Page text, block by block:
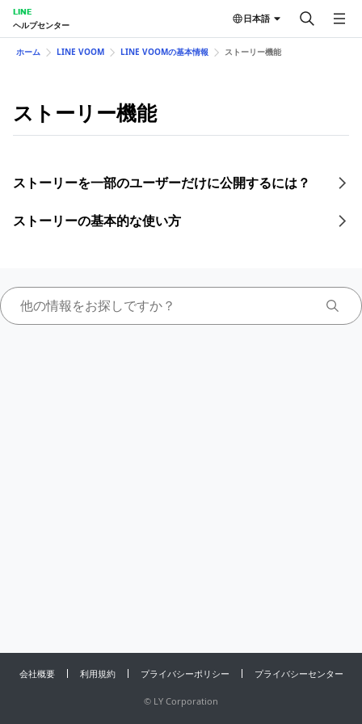
LINE
ヘルプセンター
日本語
ホーム LINE VOOM LINE VOOMの基本情報 ストーリー機能
ストーリー機能
ストーリーを一部のユーザーだけに公開するには？
ストーリーの基本的な使い方
会社概要 利用規約 プライバシーポリシー プライバシーセンター
© LY Corporation